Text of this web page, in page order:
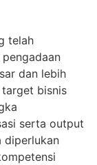
telah
dan lebih
bisnis
serta output
diperlukan